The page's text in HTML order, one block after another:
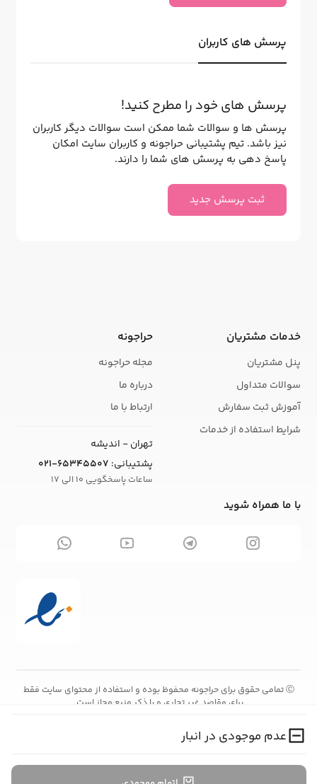
عدم موجودی در انبار
پرسش های کاربران
پرسش های خود را مطرح کنید!
پرسش ها و سوالات شما ممکن است سوالات دیگر کاربران
نیز باشد. تیم پشتیبانی حراجونه و کاربران سایت امکان
پاسخ دهی به پرسش های شما را دارند.
ثبت پرسش جدید
خدمات مشتریان
پنل مشتریان
سوالات متداول
آموزش ثبت سفارش
شرایط استفاده از خدمات
حراجونه
مجله حراجونه
درباره ما
ارتباط با ما
تهران - اندیشه
پشتیبانی: 021-65345507
ساعات پاسخگویی 10 الی 17
با ما همراه شوید
Ⓒتمامی حقوق برای حراجونه محفوظ بوده و استفاده از محتوای سایت فقط
برای مقاصد غیر تجاری و با ذکر منبع مجاز است.